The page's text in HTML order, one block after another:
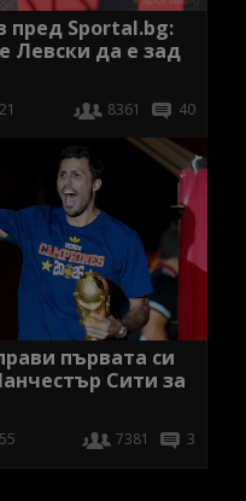
пред Sportal.bg:
Левски да е зад
8361 40
първата си
Сити за
7381 3